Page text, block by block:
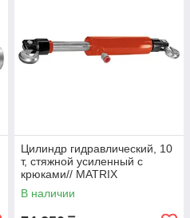
Цилиндр гидравлический, 10
т, стяжной усиленный с
крюками// MATRIX
В наличии